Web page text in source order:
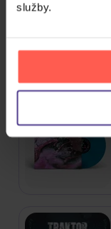
služby.